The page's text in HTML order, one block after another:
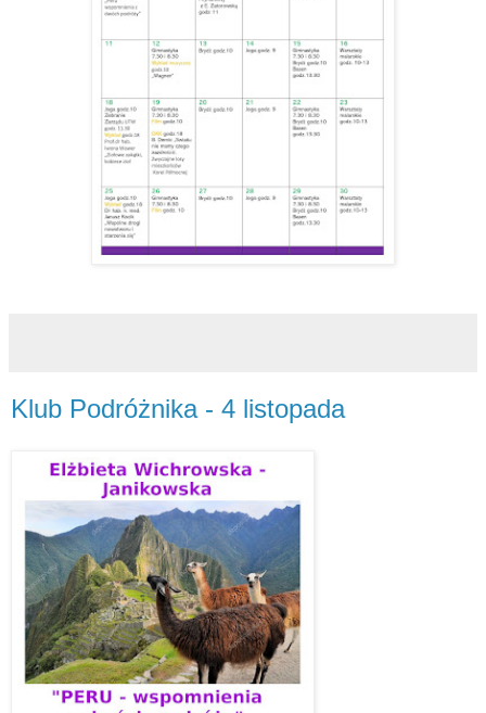
Klub Podróżnika - 4 listopada